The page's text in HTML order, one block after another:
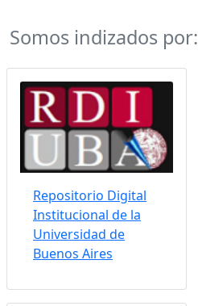
Somos indizados por:
Repositorio Digital
Institucional de la
Universidad de
Buenos Aires